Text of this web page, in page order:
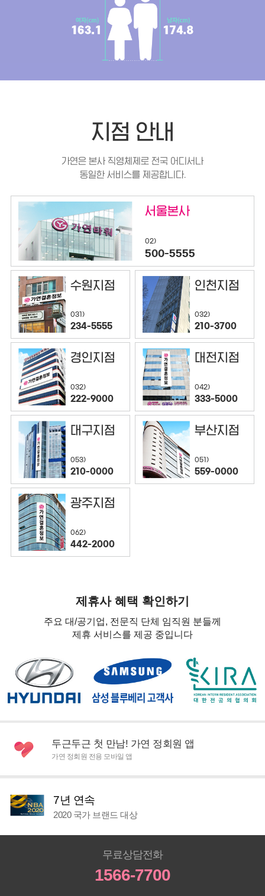
지점 안내
가연은 본사 직영체제로 전국 어디서나
동일한 서비스를 제공합니다.
서울본사
02)
500-5555
수원지점
031)
234-5555
인천지점
032)
210-3700
경인지점
032)
222-9000
대전지점
042)
333-5000
대구지점
053)
210-0000
부산지점
051)
559-0000
광주지점
062)
442-2000
제휴사 혜택 확인하기
주요 대/공기업, 전문직 단체 임직원 분들께
제휴 서비스를 제공 중입니다
두근두근 첫 만남! 가연 정회원 앱
가연 정회원 전용 모바일 앱
7년 연속
2020 국가 브랜드 대상
무료상담전화
1566-7700